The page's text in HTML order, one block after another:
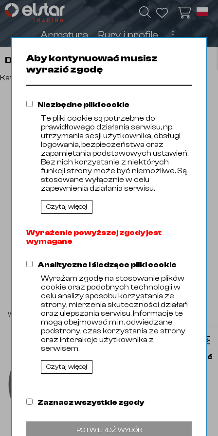
Armatura Rury i profile ︙
Domyślna
Katalog produktów
Wszystko / Domyślna🡒
Dostępność
Aby kontynuować musisz
wyrazić zgodę
Niezbędne pliki cookie
Te pliki cookie są potrzebne do
prawidłowego działania serwisu, np.
utrzymania sesji użytkownika, obsługi
logowania, bezpieczeństwa oraz
zapamiętania podstawowych ustawień.
Bez nich korzystanie z niektórych
funkcji strony może być niemożliwe. Są
stosowane wyłącznie w celu
zapewnienia działania serwisu.
Czytaj więcej
Wyrażenie powyższej zgody jest
wymagane
Analityczne i śledzące pliki cookie
Wyrażam zgodę na stosowanie plików
cookie oraz podobnych technologii w
celu analizy sposobu korzystania ze
strony, mierzenia skuteczności działań
oraz ulepszania serwisu. Informacje te
mogą obejmować m.in. odwiedzane
podstrony, czas korzystania ze strony
oraz interakcje użytkownika z
serwisem.
Czytaj więcej
Zaznacz wszystkie zgody
POTWIERDŹ WYBÓR